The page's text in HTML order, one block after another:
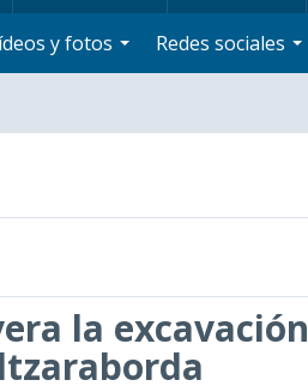
y fotos Redes sociales
la excavación